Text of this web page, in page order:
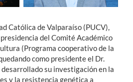
Católica de Valparaíso (PUCV),
del Comité Académico
(Programa cooperativo de la
como presidente el Dr.
desarrollado su investigación en la
y la resistencia genética a